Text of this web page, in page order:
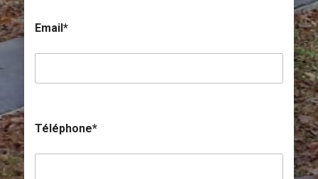
Email*
Téléphone*